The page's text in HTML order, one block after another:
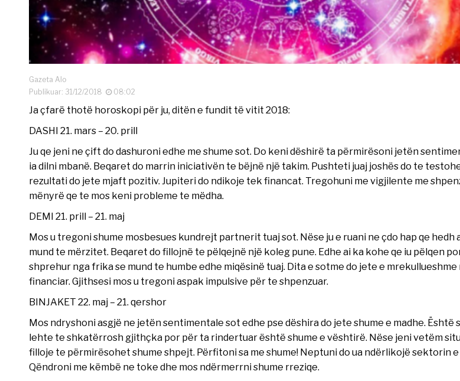
Gazeta Alo
Publikuar: 31/12/2018
08:02
Ja çfarë thotë horoskopi për ju, ditën e fundit të vitit 2018:
DASHI 21. mars – 20. prill
Ju qe jeni ne çift do dashuroni edhe me shume sot. Do keni dëshirë ta përmirësoni jetën
ia dilni mbanë. Beqaret do marrin iniciativën te bëjnë një takim. Pushteti juaj joshës do te
rezultati do jete mjaft pozitiv. Jupiteri do ndikoje tek financat. Tregohuni me vigjilente me
mënyrë qe te mos keni probleme te mëdha.
DEMI 21. prill – 21. maj
Mos u tregoni shume mosbesues kundrejt partnerit tuaj sot. Nëse ju e ruani ne çdo hap qe hedh
mund te mërzitet. Beqaret do fillojnë te pëlqejnë një koleg pune. Edhe ai ka kohe qe iu pëlqen
shprehur nga frika se mund te humbe edhe miqësinë tuaj. Dita e sotme do jete e
financiar. Gjithsesi mos u tregoni aspak impulsive për te shpenzuar.
BINJAKET 22. maj – 21. qershor
Mos ndryshoni asgjë ne jetën sentimentale sot edhe pse dëshira do jete shume e madhe. Është
lehte te shkatërrosh gjithçka por për ta rindertuar është shume e vështirë. Nëse jeni vetëm
filloje te përmirësohet shume shpejt. Përfitoni sa me shume! Neptuni do ua ndërlikojë sektorin
Qëndroni me këmbë ne toke dhe mos ndërmerrni shume rreziqe.